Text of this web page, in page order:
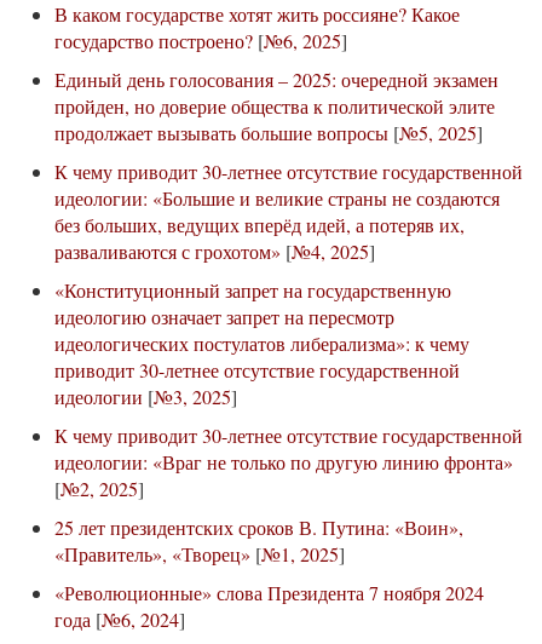
В каком государстве хотят жить россияне? Какое
государство построено? [№6, 2025]
Единый день голосования – 2025: очередной экзамен
пройден, но доверие общества к политической элите
продолжает вызывать большие вопросы [№5, 2025]
К чему приводит 30-летнее отсутствие государственной
идеологии: «Большие и великие страны не создаются
без больших, ведущих вперёд идей, а потеряв их,
разваливаются с грохотом» [№4, 2025]
«Конституционный запрет на государственную
идеологию означает запрет на пересмотр
идеологических постулатов либерализма»: к чему
приводит 30-летнее отсутствие государственной
идеологии [№3, 2025]
К чему приводит 30-летнее отсутствие государственной
идеологии: «Враг не только по другую линию фронта»
[№2, 2025]
25 лет президентских сроков В. Путина: «Воин»,
«Правитель», «Творец» [№1, 2025]
«Революционные» слова Президента 7 ноября 2024
года [№6, 2024]